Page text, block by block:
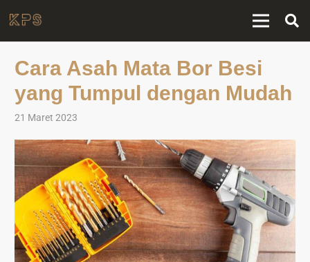
Cara Asah Mata Bor Besi
yang Tumpul dengan Mudah
21 Maret 2023